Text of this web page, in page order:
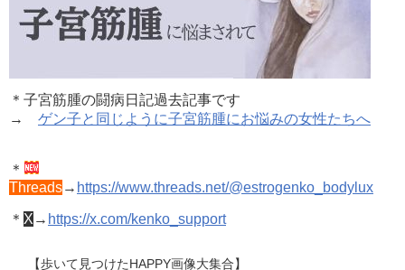
＊子宮筋腫の闘病日記過去記事です
→ ゲン子と同じように子宮筋腫にお悩みの女性たちへ
＊
Threads→ https://www.threads.net/@estrogenko_bodylux
＊ X → https://x.com/kenko_support
【歩いて見つけたHAPPY画像大集合】